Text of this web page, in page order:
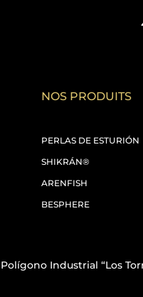
NOS PRODUITS
PERLAS DE ESTURIÓN
SHIKRÁN®
ARENFISH
BESPHERE
Polígono Industrial “Los